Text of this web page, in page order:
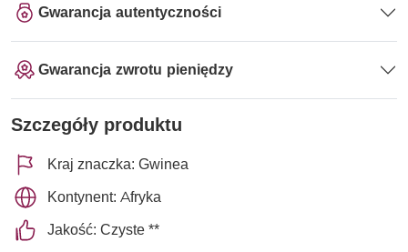
Gwarancja autentyczności
Gwarancja zwrotu pieniędzy
Szczegóły produktu
Kraj znaczka: Gwinea
Kontynent: Afryka
Jakość: Czyste **